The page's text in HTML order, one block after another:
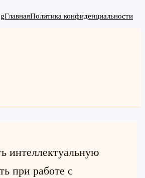
ГлавнаяПолитика конфиденциальности
интеллектуальную
при работе с